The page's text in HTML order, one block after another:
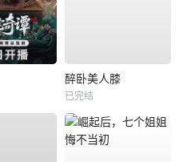
醉卧美人膝
已完结